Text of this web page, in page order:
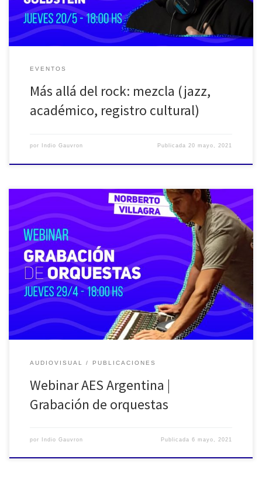
EVENTOS
Más allá del rock: mezcla (jazz,
académico, registro cultural)
por Indio Gauvron Publicada20 mayo, 2021
El día 29 de abril de 2021 se transmitió el cuarto de una serie de
“webinars-2021” de AES Argentina, para sumarse a la propuesta
de seguir conviviendo en pandemia con el: #Quedate en casa. En
esta oportunidad contamos con la participación de Norberto
Villagra, en una charla que pone foco […]
AUDIOVISUAL PUBLICACIONES
Webinar AES Argentina |
Grabación de orquestas
por Indio Gauvron Publicada6 mayo, 2021